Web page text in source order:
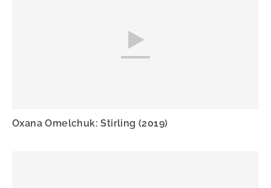
Oxana Omelchuk: Stirling (2019)